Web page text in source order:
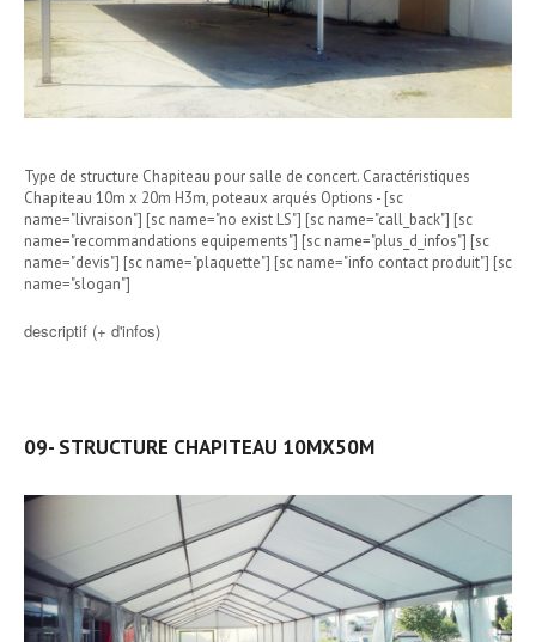
Type de structure Chapiteau pour salle de concert. Caractéristiques
Chapiteau 10m x 20m H3m, poteaux arqués Options - [sc
name="livraison"] [sc name="no exist LS"] [sc name="call_back"] [sc
name="recommandations equipements"] [sc name="plus_d_infos"] [sc
name="devis"] [sc name="plaquette"] [sc name="info contact produit"] [sc
name="slogan"]
descriptif (+ d'infos)
09- STRUCTURE CHAPITEAU 10MX50M